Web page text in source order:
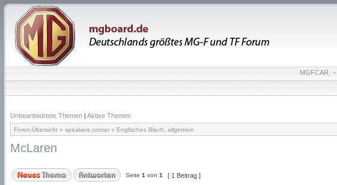
MGFCAR •
Unbeantwortete Themen | Aktive Themen
Foren-Übersicht » speakers corner » Englisches Blech, allgemein
McLaren
Seite 1 von 1 [ 1 Beitrag ]